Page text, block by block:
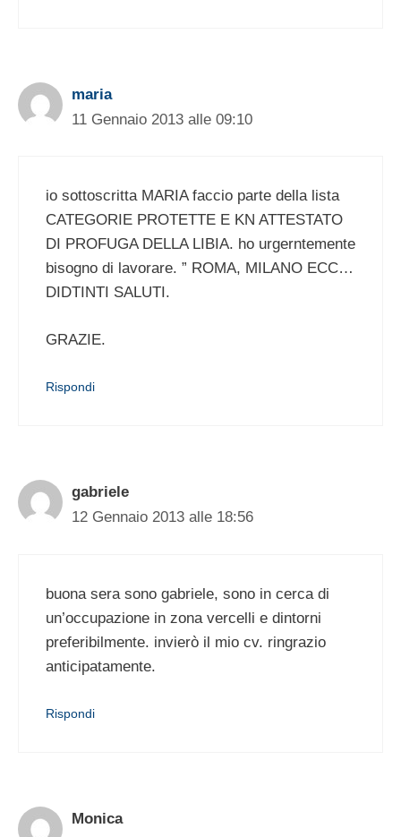
maria
11 Gennaio 2013 alle 09:10
io sottoscritta MARIA faccio parte della lista
CATEGORIE PROTETTE E KN ATTESTATO
DI PROFUGA DELLA LIBIA. ho urgerntemente
bisogno di lavorare. ” ROMA, MILANO ECC…
DIDTINTI SALUTI.
GRAZIE.
Rispondi
gabriele
12 Gennaio 2013 alle 18:56
buona sera sono gabriele, sono in cerca di
un’occupazione in zona vercelli e dintorni
preferibilmente. invierò il mio cv. ringrazio
anticipatamente.
Rispondi
Monica